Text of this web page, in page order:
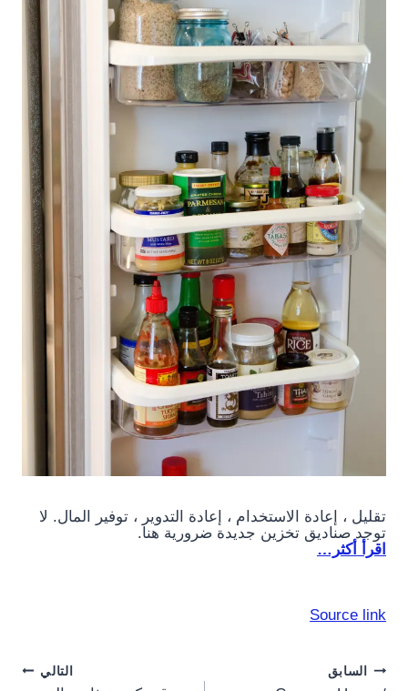
تقليل ، إعادة الاستخدام ، إعادة التدوير ، توفير المال. لا
توجد صناديق تخزين جديدة ضرورية هنا.
اقرأ أكثر…
Source link
Post
السابق التالي